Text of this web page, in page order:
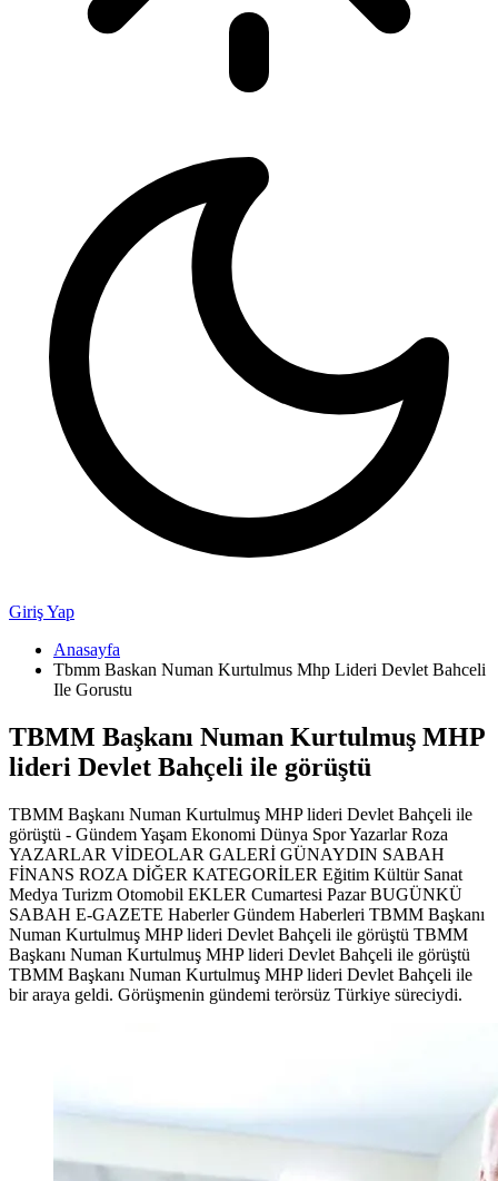
Giriş Yap
Anasayfa
Tbmm Baskan Numan Kurtulmus Mhp Lideri Devlet Bahceli
Ile Gorustu
TBMM Başkanı Numan Kurtulmuş MHP
lideri Devlet Bahçeli ile görüştü
TBMM Başkanı Numan Kurtulmuş MHP lideri Devlet Bahçeli ile
görüştü - Gündem Yaşam Ekonomi Dünya Spor Yazarlar Roza
YAZARLAR VİDEOLAR GALERİ GÜNAYDIN SABAH
FİNANS ROZA DİĞER KATEGORİLER Eğitim Kültür Sanat
Medya Turizm Otomobil EKLER Cumartesi Pazar BUGÜNKÜ
SABAH E-GAZETE Haberler Gündem Haberleri TBMM Başkanı
Numan Kurtulmuş MHP lideri Devlet Bahçeli ile görüştü TBMM
Başkanı Numan Kurtulmuş MHP lideri Devlet Bahçeli ile görüştü
TBMM Başkanı Numan Kurtulmuş MHP lideri Devlet Bahçeli ile
bir araya geldi. Görüşmenin gündemi terörsüz Türkiye süreciydi.